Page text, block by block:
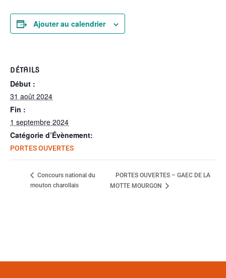
Ajouter au calendrier
DÉTAILS
Début :
31 août 2024
Fin :
1 septembre 2024
Catégorie d’Évènement:
PORTES OUVERTES
Concours national du
mouton charollais
PORTES OUVERTES – GAEC DE LA
MOTTE MOURGON